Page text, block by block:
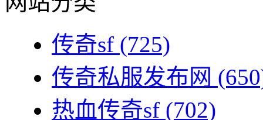
传奇sf (725)
传奇私服发布网
热血传奇sf (702)